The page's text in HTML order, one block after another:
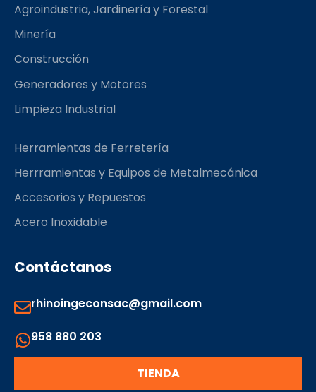
o
k
r
Agroindustria, Jardinería y Forestal
Minería
Construcción
Generadores y Motores
Limpieza Industrial
Herramientas de Ferretería
Herrramientas y Equipos de Metalmecánica
Accesorios y Repuestos
Acero Inoxidable
Contáctanos
rhinoingeconsac@gmail.com
958 880 203
TIENDA